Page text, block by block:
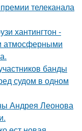
телеканала
хантингтон -
атмосферными
банды
судом в одном
Андрея Леонова